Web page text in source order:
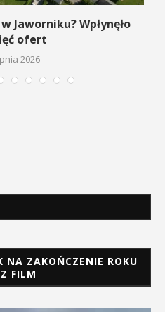
Jaworniku? Wpłynęło
ofert
2026
NA ZAKOŃCZENIE ROKU
FILM